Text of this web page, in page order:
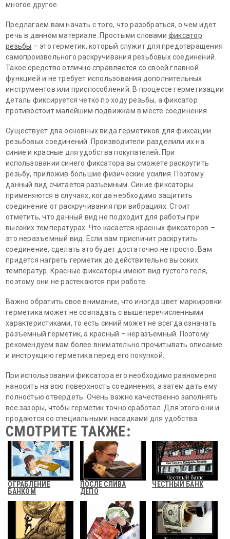
многое другое.
Предлагаем вам начать с того, что разобраться, о чем идет
речь в данном материале. Простыми словамификсатор
резьбы – это герметик, который служит для предотвращения
самопроизвольного раскручивания резьбовых соединений.
Такое средство отлично справляется со своей главной
функцией и не требует использования дополнительных
инструментов или приспособлений. В процессе герметизации
деталь фиксируется четко по ходу резьбы, а фиксатор
противостоит малейшим подвижкам в месте соединения.
Существует два основных вида герметиков для фиксации
резьбовых соединений. Производители разделили их на
синие и красные для удобства покупателей. При
использовании синего фиксатора вы сможете раскрутить
резьбу, приложив большие физические усилия. Поэтому
данный вид считается разъемным. Синие фиксаторы
применяются в случаях, когда необходимо защитить
соединение от раскручивания при вибрациях. Стоит
отметить, что данный вид не подходит для работы при
высоких температурах. Что касается красных фиксаторов –
это неразъемный вид. Если вам приспичит раскрутить
соединение, сделать это будет достаточно не просто. Вам
придется нагреть герметик до действительно высоких
температур. Красные фиксаторы имеют вид густого геля,
поэтому они не растекаются при работе.
Важно обратить свое внимание, что иногда цвет маркировки
герметика может не совпадать с вышеперечисленными
характеристиками, то есть синий может не всегда означать
разъемный герметик, а красный – неразъемный. Поэтому
рекомендуем вам более внимательно прочитывать описание
и инструкцию герметика перед его покупкой.
При использовании фиксатора его необходимо равномерно
наносить на всю поверхность соединения, а затем дать ему
полностью отвердеть. Очень важно качественно заполнять
все зазоры, чтобы герметик точно сработал. Для этого они и
продаются со специальными насадками для удобства.
СМОТРИТЕ ТАКЖЕ:
ОГРАБЛЕНИЕ
БАНКОМ
ПОСЛЕ СЛИВА
ДЕПО
ЧЕСТНЫЙ БАНК